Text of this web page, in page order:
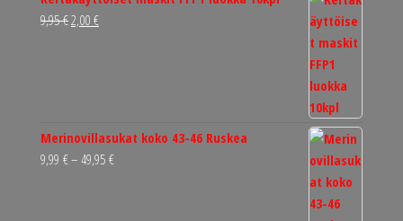
9,95€Alkuperäinen
2,00 €Nykyinen
Merinovillasukat koko 43-46 Ruskea
9,99 €– 49,95 €Hintaluokka: